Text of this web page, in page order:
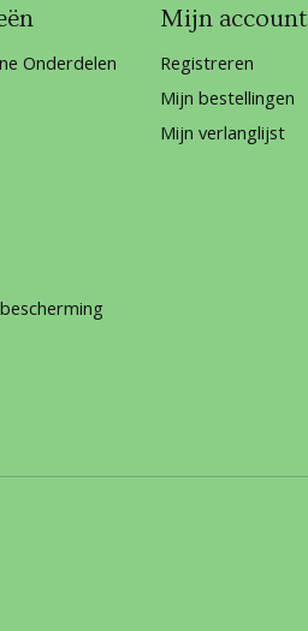
Onderdelen
Mijn account
Registreren
Mijn bestellingen
Mijn verlanglijst